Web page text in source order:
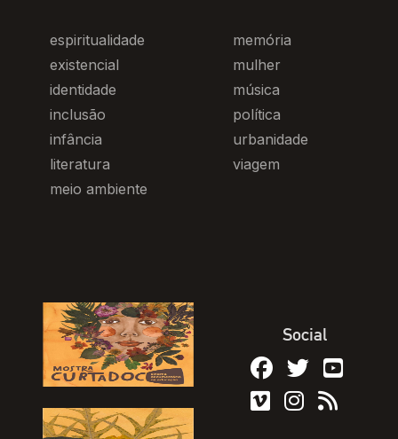
espiritualidade
existencial
identidade
inclusão
infância
literatura
meio ambiente
memória
mulher
música
política
urbanidade
viagem
Social